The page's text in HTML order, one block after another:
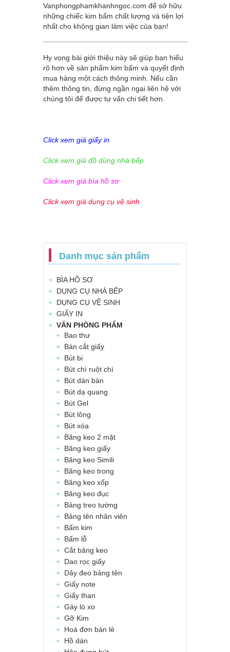
Vanphongphamkhanhngoc.com để sở hữu
những chiếc kim bấm chất lượng và tiện lợi
nhất cho không gian làm việc của bạn!
Hy vọng bài giới thiệu này sẽ giúp bạn hiểu
rõ hơn về sản phẩm kim bấm và quyết định
mua hàng một cách thông minh. Nếu cần
thêm thông tin, đừng ngần ngại liên hệ với
chúng tôi để được tư vấn chi tiết hơn.
Click xem giá giấy in
Click xem giá đồ dùng nhà bếp
Click xem giá bìa hồ sơ
Click xem giá dụng cụ vệ sinh
Danh mục sản phẩm
BÌA HỒ SƠ
DỤNG CỤ NHÀ BẾP
DỤNG CỤ VỆ SINH
GIẤY IN
VĂN PHÒNG PHẨM
Bao thư
Bàn cắt giấy
Bút bi
Bút chì ruột chì
Bút dán bàn
Bút dạ quang
Bút Gel
Bút lông
Bút xóa
Băng keo 2 mặt
Băng keo giấy
Băng keo Simili
Băng keo trong
Băng keo xốp
Băng keo đục
Bảng treo tường
Bảng tên nhân viên
Bấm kim
Bấm lỗ
Cắt băng keo
Dao rọc giấy
Dây đeo bảng tên
Giấy note
Giấy than
Gáy lò xo
Gỡ Kim
Hoá đơn bán lẻ
Hồ dán